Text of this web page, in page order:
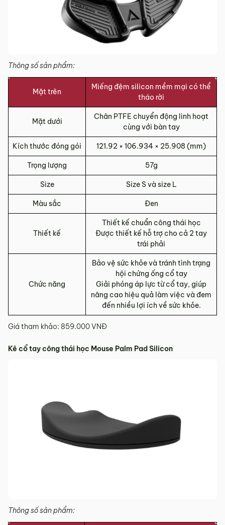
Thông số sản phẩm:
Mặt trên
Miếng đệm silicon mềm mại có thể
tháo rời
Mặt dưới
Chân PTFE chuyển động linh hoạt
cùng với bàn tay
Kích thước đóng gói 121.92 × 106.934 × 25.908 (mm)
Trọng lượng 57g
Size Size S và size L
Màu sắc Đen
Thiết kế
Thiết kế chuẩn công thái học
Được thiết kế hỗ trợ cho cả 2 tay
trái phải
Chức năng
Bảo vệ sức khỏe và tránh tình trạng
hội chứng ống cổ tay
Giải phóng áp lực từ cổ tay, giúp
nâng cao hiệu quả làm việc và đem
đến nhiều lợi ích về sức khỏe.
Giá tham khảo: 859.000 VNĐ
Kê cổ tay công thái học Mouse Palm Pad Silicon
Thông số sản phẩm: